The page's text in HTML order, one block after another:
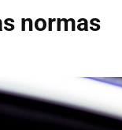
normas